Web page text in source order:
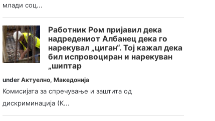
млади соц...
Работник Ром пријавил дека
надредениот Албанец дека го
нарекувал „циган“. Тој кажал дека
бил испровоциран и нарекуван
„шиптар
underАктуелно,Македонија
Комисијата за спречување и заштита од
дискриминација (К...